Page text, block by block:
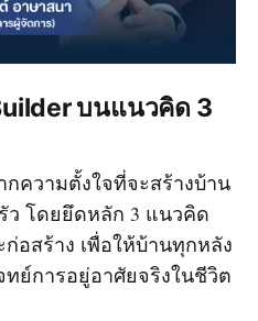
บนแนวคิด 3
กความตั้งใจที่จะสร้างบ้าน
ว โดยยึดหลัก 3 แนวคิด
อสร้าง เพื่อให้บ้านทุกหลัง
ย์การอยู่อาศัยจริงในชีวิต